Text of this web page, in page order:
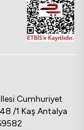
Cumhuriyet
/1 Kaş Antalya